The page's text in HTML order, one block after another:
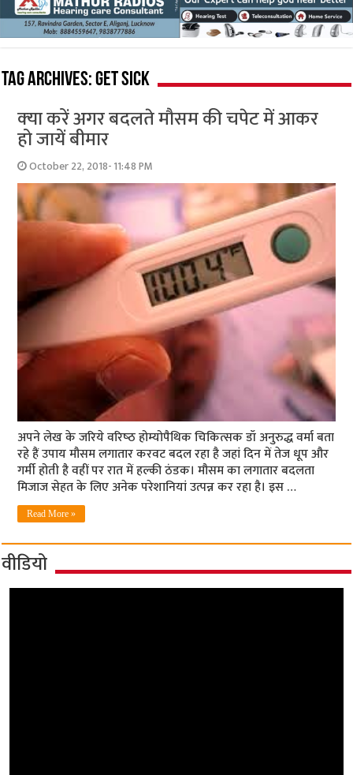
Tag Archives:get sick
क्‍या करें अगर बदलते मौसम की चपेट में आकर
हो जायें बीमार
October 22, 2018- 11:48 PM
अपने लेख के जरिये वरिष्‍ठ होम्‍योपैथिक चिकित्‍सक डॉ अनुरुद्ध वर्मा बता
रहे हैं उपाय मौसम लगातार करवट बदल रहा है जहां दिन में तेज धूप और
गर्मी होती है वहीं पर रात में हल्की ठंडक। मौसम का लगातार बदलता
मिजाज सेहत के लिए अनेक परेशानियां उत्पन्न कर रहा है। इस …
Read More »
वीडियो